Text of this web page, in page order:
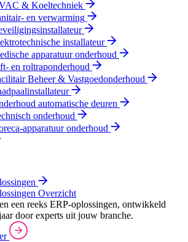
& Koeltechniek
en verwarming
installateur
apparatuur onderhoud
en roltraponderhoud
Beheer & Vastgoedonderhoud
automatische deuren
onderhoud
apparatuur onderhoud
Overzicht
een reeks ERP-oplossingen, ontwikkeld
door experts uit jouw branche.